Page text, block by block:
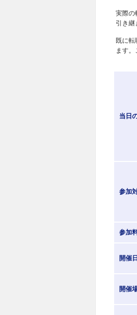
実際の
引き継
既に転
ます。
当日
参加
参加
開催
開催